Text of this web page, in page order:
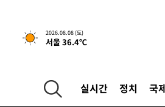
2026.08.08 (토)
서울 36.4℃
실시간 정치 국
1시간 전 >[속보]뉴욕증시 상승 마감
-29705초 전 >강릉에 시간당 81.4㎜ 물
-23522초 전 >
선재도서 해루질 나섰다
-21056초 전 >